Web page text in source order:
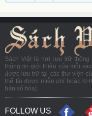
Sách Việt là nơi lưu trữ thông
thông tin giới thiệu của mỗi
được lưu trữ tại các thư viện
thể tải được miễn phí hoặc
bản số hóa).
FOLLOW US